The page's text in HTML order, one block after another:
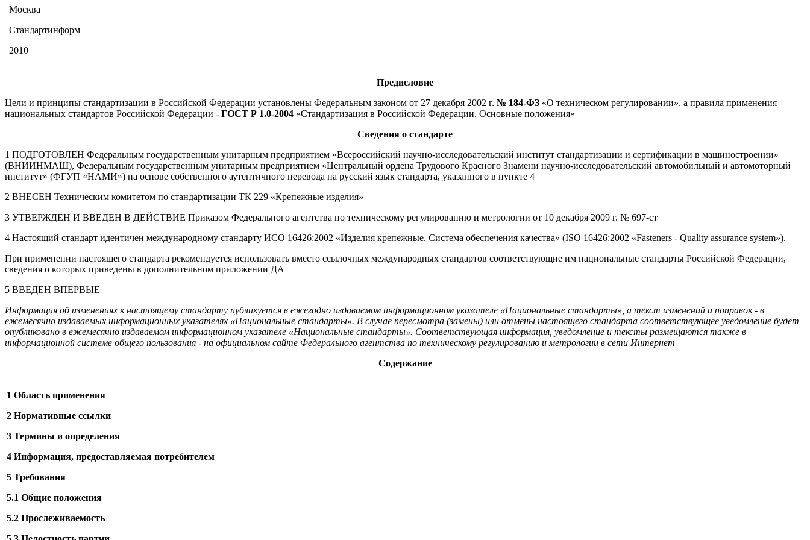
Москва
Стандартинформ
2010
Предисловие
Цели и принципы стандартизации в Российской Федерации установлены Федеральным законом от 27 декабря 2002 г. № 184-ФЗ «О техническом регулировании», а правила применения
национальных стандартов Российской Федерации - ГОСТ Р 1.0-2004 «Стандартизация в Российской Федерации. Основные положения»
Сведения о стандарте
1 ПОДГОТОВЛЕН Федеральным государственным унитарным предприятием «Всероссийский научно-исследовательский институт стандартизации и сертификации в машиностроении»
(ВНИИНМАШ), Федеральным государственным унитарным предприятием «Центральный ордена Трудового Красного Знамени научно-исследовательский автомобильный и автомоторный
институт» (ФГУП «НАМИ») на основе собственного аутентичного перевода на русский язык стандарта, указанного в пункте 4
2 ВНЕСЕН Техническим комитетом по стандартизации ТК 229 «Крепежные изделия»
3 УТВЕРЖДЕН И ВВЕДЕН В ДЕЙСТВИЕ Приказом Федерального агентства по техническому регулированию и метрологии от 10 декабря 2009 г. № 697-ст
4 Настоящий стандарт идентичен международному стандарту ИСО 16426:2002 «Изделия крепежные. Система обеспечения качества» (ISO 16426:2002 «Fasteners - Quality assurance system»).
При применении настоящего стандарта рекомендуется использовать вместо ссылочных международных стандартов соответствующие им национальные стандарты Российской Федерации,
сведения о которых приведены в дополнительном приложении ДА
5 ВВЕДЕН ВПЕРВЫЕ
Информация об изменениях к настоящему стандарту публикуется в ежегодно издаваемом информационном указателе «Национальные стандарты», а текст изменений и поправок - в
ежемесячно издаваемых информационных указателях «Национальные стандарты». В случае пересмотра (замены) или отмены настоящего стандарта соответствующее уведомление будет
опубликовано в ежемесячно издаваемом информационном указателе «Национальные стандарты». Соответствующая информация, уведомление и тексты размещаются также в
информационной системе общего пользования - на официальном сайте Федерального агентства по техническому регулированию и метрологии в сети Интернет
Содержание
1 Область применения
2 Нормативные ссылки
3 Термины и определения
4 Информация, предоставляемая потребителем
5 Требования
5.1 Общие положения
5.2 Прослеживаемость